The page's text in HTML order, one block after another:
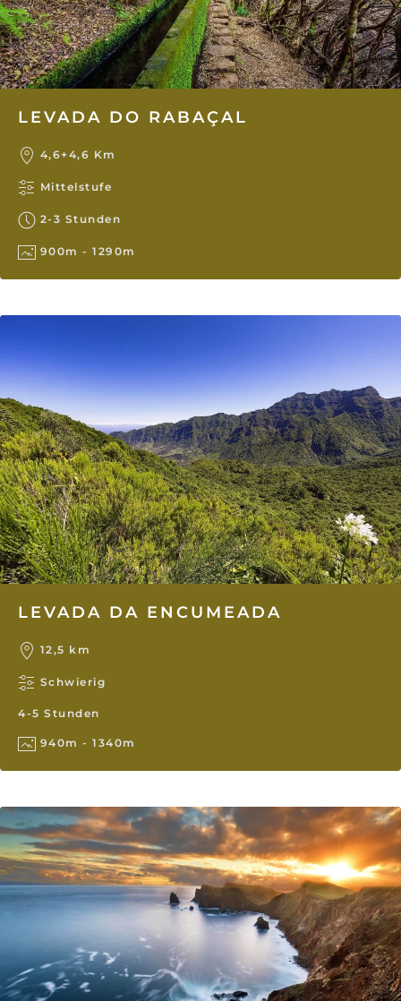
LEVADA DO RABAÇAL
4,6+4,6 Km
Mittelstufe
2-3 Stunden
900m - 1290m
LEVADA DA ENCUMEADA
12,5 km
Schwierig
4-5 Stunden
940m - 1340m